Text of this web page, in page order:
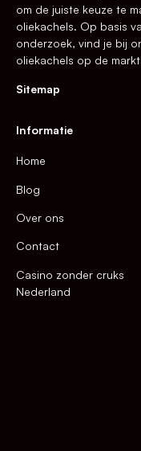
om de juiste keuze te
oliekachels. Op basis
onderzoek, vind je bij
oliekachels op de
Sitemap
Informatie
Home
Blog
Over ons
Contact
Casino zonder cruks
Nederland